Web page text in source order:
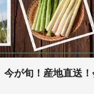
今が旬！産地直送